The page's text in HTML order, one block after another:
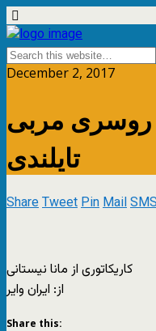
December 2, 2017
روسری مربی
تایلندی
ShareTweetPinMail
کاریکاتوری از مانا نیستانی
از: ایران وایر
Share this: